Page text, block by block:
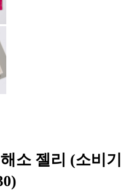
소 젤리 (소비기